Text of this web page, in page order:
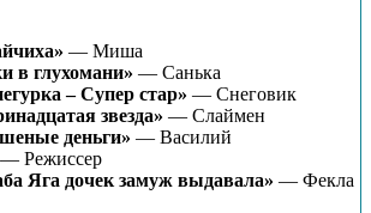
— Миша
в глухомани» — Санька
– Супер стар» — Снеговик
звезда» — Слаймен
деньги» — Василий
— Режиссер
Яга дочек замуж выдавала» — Фекла